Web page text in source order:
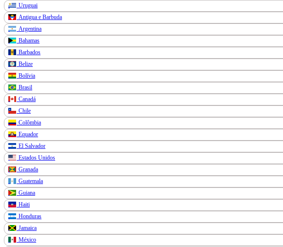
Uruguai
Antigua e Barbuda
Argentina
Bahamas
Barbados
Belize
Bolívia
Brasil
Canadá
Chile
Colômbia
Equador
El Salvador
Estados Unidos
Granada
Guatemala
Guiana
Haiti
Honduras
Jamaica
México